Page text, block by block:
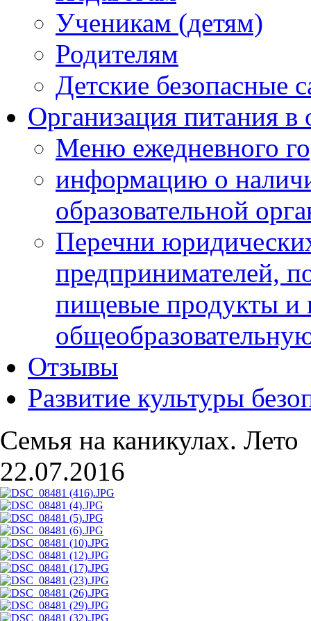
Ученикам (детям)
Родителям
Детские безопасные
Организация питания в
Меню ежедневного
информацию о
образовательной
Перечни
предпринимателей,
пищевые продукты и
Отзывы
Развитие культуры
Семья на каникулах. Лето
22.07.2016